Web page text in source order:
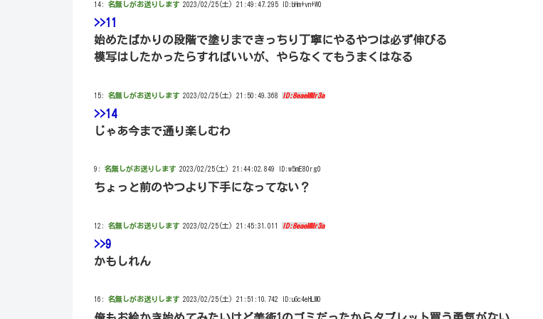
14: 名無しがお送りします 2023/02/25(土) 21:49:47.295 ID:bHm+vn+W0
>>11
始めたばかりの段階で塗りまできっちり丁寧にやるやつは必ず伸びる
模写はしたかったらすればいいが、やらなくてもうまくはなる
15: 名無しがお送りします 2023/02/25(土) 21:50:49.368 ID:8eaeMMr3a
>>14
じゃあ今まで通り楽しむわ
9: 名無しがお送りします 2023/02/25(土) 21:44:02.849 ID:w5mE80rg0
ちょっと前のやつより下手になってない？
12: 名無しがお送りします 2023/02/25(土) 21:45:31.011 ID:8eaeMMr3a
>>9
かもしれん
16: 名無しがお送りします 2023/02/25(土) 21:51:10.742 ID:uGc4eHLM0